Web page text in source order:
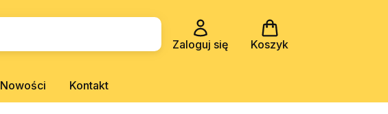
Zaloguj się Koszyk
Nowości Kontakt